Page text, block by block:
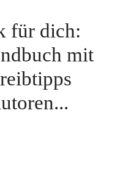
für dich:
mit